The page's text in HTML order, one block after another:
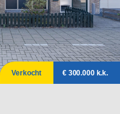
Verkocht € 300.000 k.k.